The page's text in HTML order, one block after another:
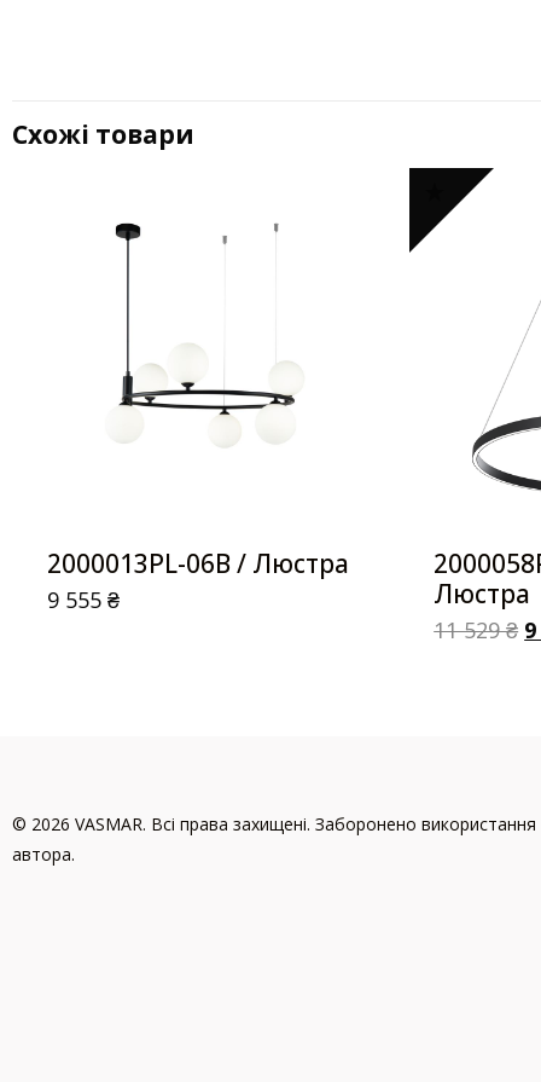
Схожі товари
2000013PL-06B / Люстра
9 555₴
Люстра
11 529₴
© 2026 VASMAR. Всі права захищені. Заборонено використання
автора.